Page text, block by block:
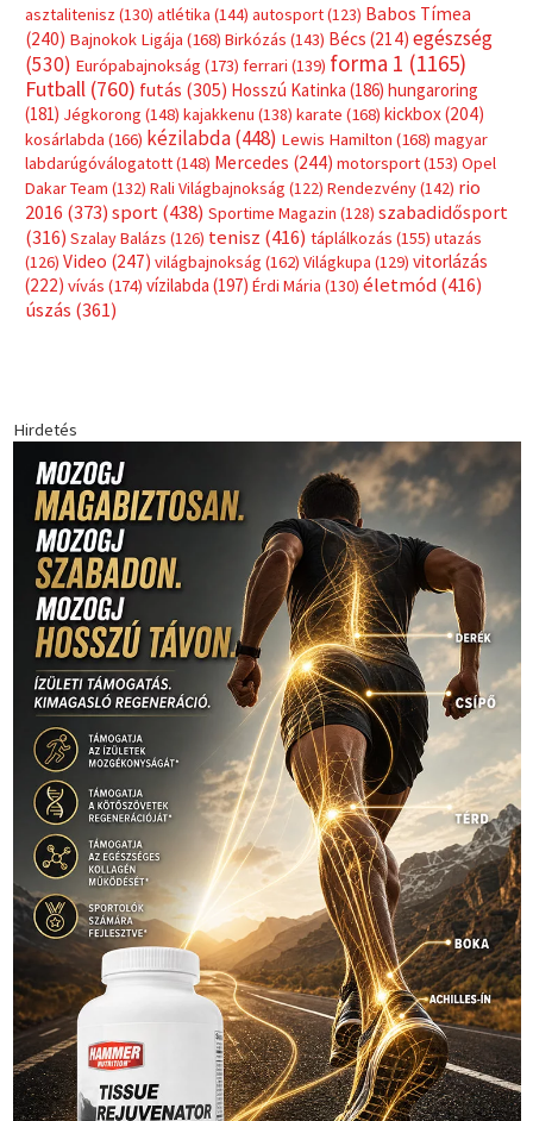
asztalitenisz (130) atlétika (144) autosport(123) Babos Tímea
(240) Bajnokok Ligája (168) Birkózás (143) Bécs (214) egészség
(530) Európabajnokság (173) ferrari (139) forma 1 (1165)
Futball (760) futás (305) Hosszú Katinka (186) hungaroring
(181) Jégkorong (148) kajakkenu (138) karate (168) kickbox(204)
kosárlabda (166) kézilabda(448) Lewis Hamilton (168) magyar
labdarúgóválogatott(148) Mercedes (244) motorsport(153) Opel
Dakar Team (132) Rali Világbajnokság (122) Rendezvény(142) rio
2016 (373) sport(438) Sportime Magazin (128) szabadidősport
(316) Szalay Balázs (126) tenisz (416) táplálkozás (155) utazás
(126) Video (247) világbajnokság (162) Világkupa (129) vitorlázás
(222) vívás (174) vízilabda (197) Érdi Mária (130) életmód(416)
úszás (361)
Hirdetés